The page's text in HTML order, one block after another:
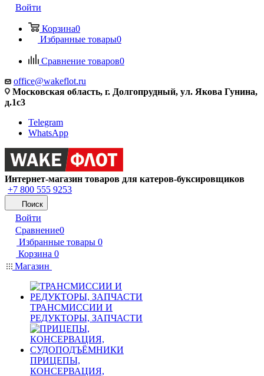
Войти
Корзина0
Избранные товары0
Сравнение товаров0
office@wakeflot.ru
Московская область, г. Долгопрудный, ул. Якова Гунина,
д.1с3
Telegram
WhatsApp
Интернет-магазин товаров для катеров-буксировщиков
+7 800 555 9253
Поиск
Войти
Сравнение0
Избранные товары 0
Корзина 0
Магазин
ТРАНСМИССИИ И
РЕДУКТОРЫ, ЗАПЧАСТИ
ПРИЦЕПЫ,
КОНСЕРВАЦИЯ,